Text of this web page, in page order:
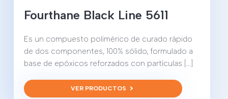
Fourthane Black Line 5611
Es un compuesto polimérico de curado rápido
de dos componentes, 100% sólido, formulado a
base de epóxicos reforzados con partículas [...]
VER PRODUCTOS